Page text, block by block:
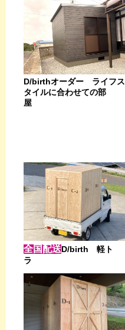
D/birthオーダー ライフス
タイルに合わせての部
屋
全国配送D/birth 軽ト
ラ